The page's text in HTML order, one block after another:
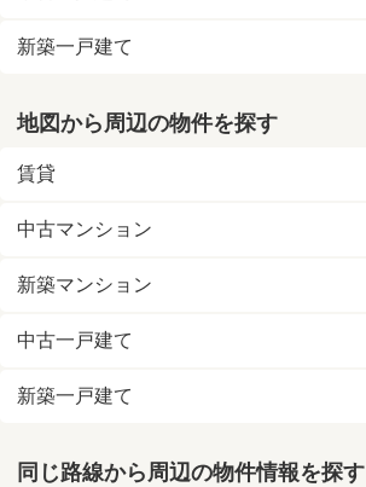
新築一戸建て
地図から周辺の物件を探す
賃貸
中古マンション
新築マンション
中古一戸建て
新築一戸建て
同じ路線から周辺の物件情報を探す